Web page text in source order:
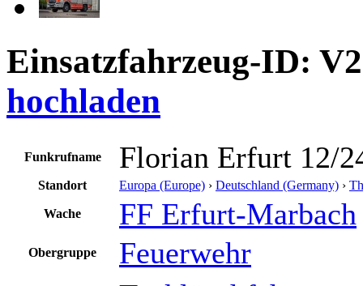
Einsatzfahrzeug-ID:
hochladen
Funkrufname Florian Erfurt 12/
Standort Europa (Europe) › Deutschland (Germany) ›
Wache FF Erfurt-Marbach
Obergruppe Feuerwehr